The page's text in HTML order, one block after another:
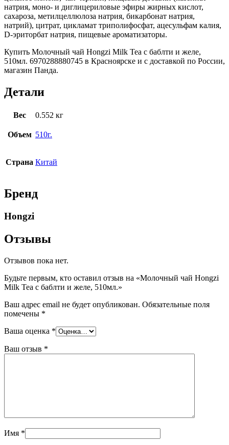
натрия, моно- и диглицериловые эфиры жирных кислот,
сахароза, метилцеллюлоза натрия, бикарбонат натрия,
натрий), цитрат, цикламат триполифосфат, ацесульфам калия,
D-эриторбат натрия, пищевые ароматизаторы.
Купить Молочный чай Hongzi Milk Tea с баблти и желе,
510мл. 6970288880745 в Красноярске и с доставкой по России,
магазин Панда.
Детали
Вес 0.552 кг
Объем 510г.
Страна Китай
Бренд
Hongzi
Отзывы
Отзывов пока нет.
Будьте первым, кто оставил отзыв на «Молочный чай Hongzi
Milk Tea с баблти и желе, 510мл.»
Ваш адрес email не будет опубликован. Обязательные поля
помечены *
Ваша оценка *
Ваш отзыв *
Имя *